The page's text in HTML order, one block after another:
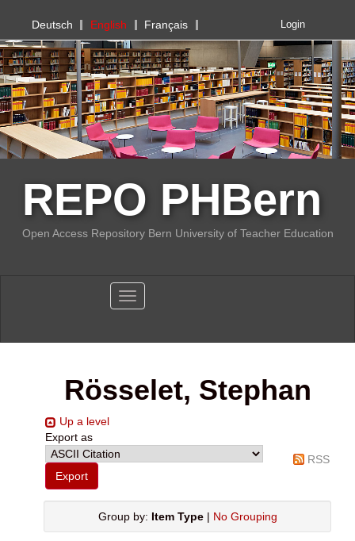
PHBern
Deutsch English Français Login
REPO PHBern
Open Access Repository Bern University of Teacher Education
Toggle navigation
Rösselet, Stephan
Up a level
Export as
RSS
Group by: Item Type| No Grouping